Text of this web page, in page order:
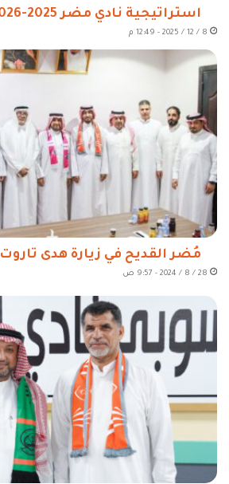
استراتيجية نادي مضر 2025-2026
8 / 12 / 2025 - 12:49 م
مُضر القديح في زيارة هدى تاروت
28 / 8 / 2024 - 9:57 ص